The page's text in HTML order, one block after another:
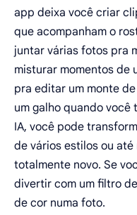
app deixa você criar
que acompanham o
juntar várias fotos pra
misturar momentos de
pra editar um monte
um galho quando você
IA, você pode
de vários estilos ou
totalmente novo. Se
divertir com um filtro
de cor numa foto.